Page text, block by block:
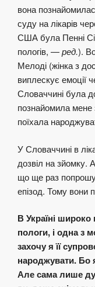
вона
суду на лікарів
США була Пенні
пологів, —ред.).
Мелоді (жінка з
виплескує емоції
Словаччині була
познайомила мене
поїхала
У Словаччині в
дозвіл на зйомку.
що ще раз
епізод. Тому вони
В Україні широко
пологи, і одна з
захочу я її
народжувати. Бо
Але сама лише